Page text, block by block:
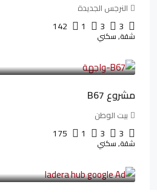
النرجس الجديدة
3
3
1
142
شقة, سكني
مشروع B67
بيت الوطن
3
3
1
175
شقة, سكني